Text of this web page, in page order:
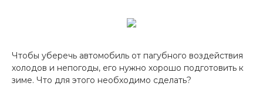
Чтобы уберечь автомобиль от пагубного воздействия
холодов и непогоды, его нужно хорошо подготовить к
зиме. Что для этого необходимо сделать?